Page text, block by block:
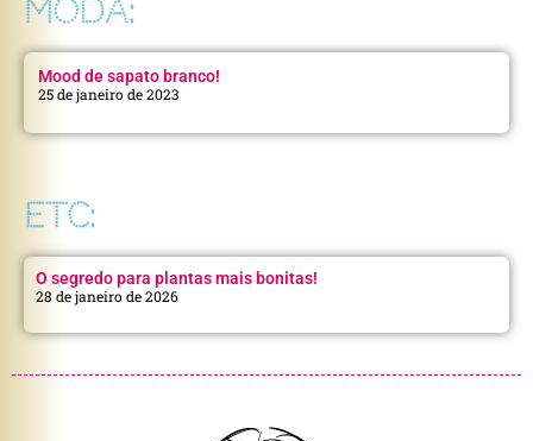
MODA:
Mood de sapato branco!
25 de janeiro de 2023
ETC:
O segredo para plantas mais bonitas!
28 de janeiro de 2026